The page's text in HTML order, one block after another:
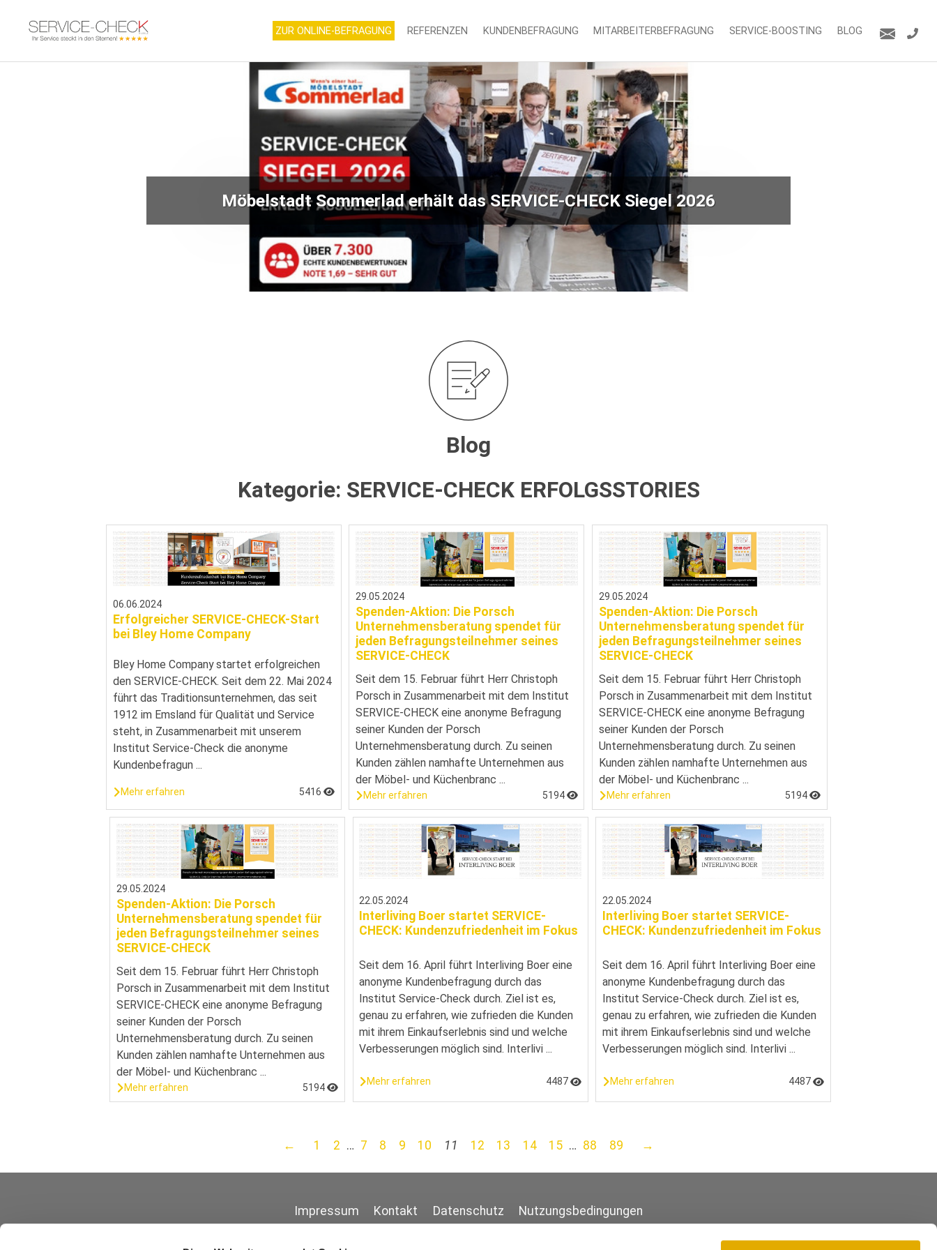
ZUR ONLINE-BEFRAGUNG REFERENZEN KUNDENBEFRAGUNG MITARBEITERBEFRAGUNG SERVICE-BOOSTING BLOG
Möbelstadt Sommerlad erhält das SERVICE-CHECK Siegel 2026
Blog
Kategorie: SERVICE-CHECK ERFOLGSSTORIES
06.06.2024
Erfolgreicher SERVICE-CHECK-Start
bei Bley Home Company
Bley Home Company startet erfolgreichen
den SERVICE-CHECK. Seit dem 22. Mai 2024
führt das Traditionsunternehmen, das seit
1912 im Emsland für Qualität und Service
steht, in Zusammenarbeit mit unserem
Institut Service-Check die anonyme
Kundenbefragun ...
Mehr erfahren 5416
29.05.2024
Spenden-Aktion: Die Porsch
Unternehmensberatung spendet für
jeden Befragungsteilnehmer seines
SERVICE-CHECK
Seit dem 15. Februar führt Herr Christoph
Porsch in Zusammenarbeit mit dem Institut
SERVICE-CHECK eine anonyme Befragung
seiner Kunden der Porsch
Unternehmensberatung durch. Zu seinen
Kunden zählen namhafte Unternehmen aus
der Möbel- und Küchenbranc ...
Mehr erfahren 5194
29.05.2024
Spenden-Aktion: Die Porsch
Unternehmensberatung spendet für
jeden Befragungsteilnehmer seines
SERVICE-CHECK
Seit dem 15. Februar führt Herr Christoph
Porsch in Zusammenarbeit mit dem Institut
SERVICE-CHECK eine anonyme Befragung
seiner Kunden der Porsch
Unternehmensberatung durch. Zu seinen
Kunden zählen namhafte Unternehmen aus
der Möbel- und Küchenbranc ...
Mehr erfahren 5194
29.05.2024
Spenden-Aktion: Die Porsch
Unternehmensberatung spendet für
jeden Befragungsteilnehmer seines
SERVICE-CHECK
Seit dem 15. Februar führt Herr Christoph
Porsch in Zusammenarbeit mit dem Institut
SERVICE-CHECK eine anonyme Befragung
seiner Kunden der Porsch
Unternehmensberatung durch. Zu seinen
Kunden zählen namhafte Unternehmen aus
der Möbel- und Küchenbranc ...
Mehr erfahren 5194
22.05.2024
Interliving Boer startet SERVICE-
CHECK: Kundenzufriedenheit im Fokus
Seit dem 16. April führt Interliving Boer eine
anonyme Kundenbefragung durch das
Institut Service-Check durch. Ziel ist es,
genau zu erfahren, wie zufrieden die Kunden
mit ihrem Einkaufserlebnis sind und welche
Verbesserungen möglich sind. Interlivi ...
Mehr erfahren 4487
22.05.2024
Interliving Boer startet SERVICE-
CHECK: Kundenzufriedenheit im Fokus
Seit dem 16. April führt Interliving Boer eine
anonyme Kundenbefragung durch das
Institut Service-Check durch. Ziel ist es,
genau zu erfahren, wie zufrieden die Kunden
mit ihrem Einkaufserlebnis sind und welche
Verbesserungen möglich sind. Interlivi ...
Mehr erfahren 4487
← 1 2 … 7 8 9 10 11 12 13 14 15 … 88 89 →
Impressum Kontakt Datenschutz Nutzungsbedingungen